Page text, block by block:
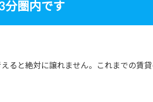
圏内です
ると絶対に譲れません。これまでの賃